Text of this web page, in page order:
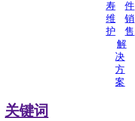
寿
维
护
件
销
售
解
决
方
案
关键词